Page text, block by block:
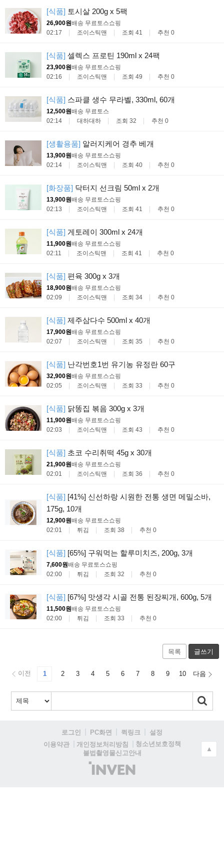
[식품] 토시살 200g x 5팩
26,900원배송 무료토스쇼핑
02:17
조이스틱맨 조회 41 추천 0
[식품] 셀렉스 프로틴 190ml x 24팩
23,900원배송 무료토스쇼핑
02:16
조이스틱맨 조회 49 추천 0
[식품] 스파클 생수 무라벨, 330ml, 60개
12,500원배송 무료토스
02:14
대하대하 조회 32 추천 0
[생활용품] 알러지케어 경추 베개
13,900원배송 무료토스쇼핑
02:14
조이스틱맨 조회 40 추천 0
[화장품] 닥터지 선크림 50ml x 2개
13,900원배송 무료토스쇼핑
02:13
조이스틱맨 조회 41 추천 0
[식품] 게토레이 300ml x 24개
11,900원배송 무료토스쇼핑
02:11
조이스틱맨 조회 41 추천 0
[식품] 편육 300g x 3개
18,900원배송 무료토스쇼핑
02:09
조이스틱맨 조회 34 추천 0
[식품] 제주삼다수 500ml x 40개
17,900원배송 무료토스쇼핑
02:07
조이스틱맨 조회 35 추천 0
[식품] 난각번호1번 유기농 유정란 60구
32,900원배송 무료토스쇼핑
02:05
조이스틱맨 조회 33 추천 0
[식품] 닭똥집 볶음 300g x 3개
11,900원배송 무료토스쇼핑
02:03
조이스틱맨 조회 43 추천 0
[식품] 초코 수리취떡 45g x 30개
21,900원배송 무료토스쇼핑
02:01
조이스틱맨 조회 36 추천 0
[식품] [41%] 신선하랑 시원한 전통 생면 메밀소바,
175g, 10개
12,900원배송 무료토스쇼핑
02:01
튀김 조회 38 추천 0
[식품] [65%] 구워먹는 할루미치즈, 200g, 3개
7,600원배송 무료토스쇼핑
02:00
튀김 조회 32 추천 0
[식품] [67%] 맛생각 시골 전통 된장찌개, 600g, 5개
11,500원배송 무료토스쇼핑
02:00
튀김 조회 33 추천 0
목록 글쓰기
이전 1 2 3 4 5 6 7 8 9 10 다음
로그인 PC화면 퀵링크
설정
이용약관
개인정보처리방침
청소년보호정책
불법촬영물신고안내
(주)
인
▲